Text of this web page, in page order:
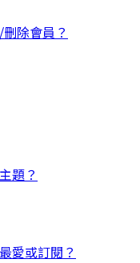
除會員？
題？
愛或訂閱？